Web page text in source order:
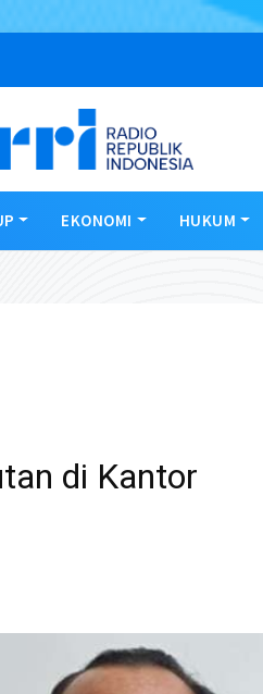
EKONOMI HUKUM
di Kantor